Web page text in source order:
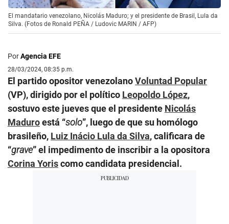
El mandatario venezolano, Nicolás Maduro; y el presidente de Brasil, Lula da
Silva. (Fotos de Ronald PEÑA / Ludovic MARIN / AFP)
PorAgencia EFE
28/03/2024, 08:35 p.m.
El partido opositor venezolanoVoluntad Popular
(VP), dirigido por el político Leopoldo López,
sostuvo este jueves que el presidente Nicolás
Maduroestá “solo”, luego de que su homólogo
brasileño, Luiz Inácio Lula da Silva, calificara de
“grave” el impedimento de inscribir a la opositora
Corina Yoriscomo candidata presidencial.